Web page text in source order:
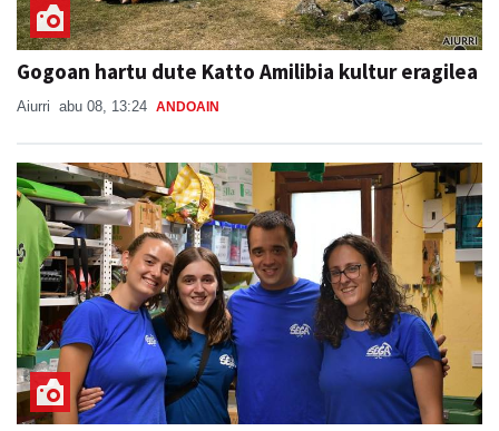
Gogoan hartu dute Katto Amilibia kultur eragilea
Aiurri abu 08, 13:24 ANDOAIN